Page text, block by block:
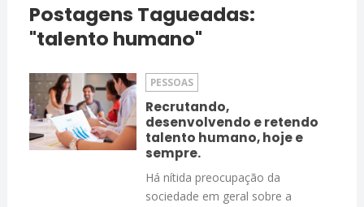
Postagens Tagueadas:
"talento humano"
PESSOAS
Recrutando,
desenvolvendo e retendo
talento humano, hoje e
sempre.
Há nítida preocupação da
sociedade em geral sobre a